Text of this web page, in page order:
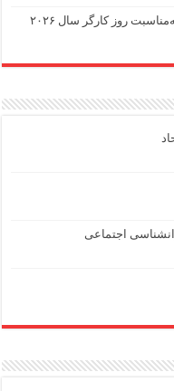
روز کارگر سال ۲۰۲۶
اجتماعی